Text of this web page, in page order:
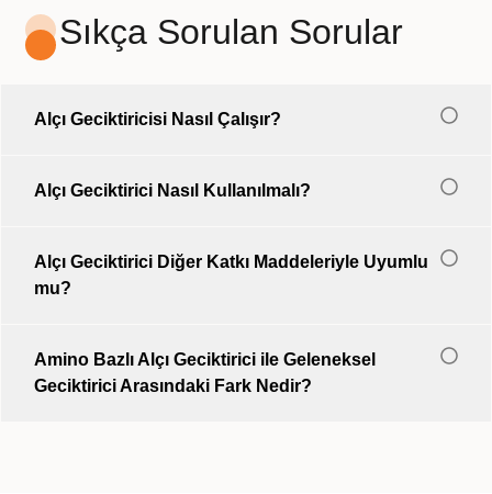
Sıkça Sorulan Sorular
Alçı Geciktiricisi Nasıl Çalışır?
Alçı Geciktirici Nasıl Kullanılmalı?
Alçı Geciktirici Diğer Katkı Maddeleriyle Uyumlu
mu?
Amino Bazlı Alçı Geciktirici ile Geleneksel
Geciktirici Arasındaki Fark Nedir?